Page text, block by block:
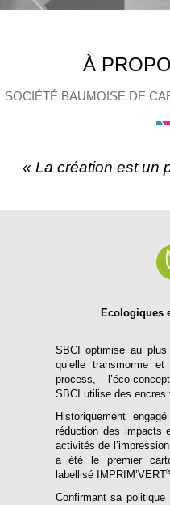
À
SOCIÉTÉ BAUMOISE DE
« La création est un
Ecologiques
SBCI optimise au
qu’elle transmorme
process, l’éco-
SBCI utilise des encres
Historiquement
réduction des impacts
activités de
a été le premier
labellisé IMPRIM’VERT
Confirmant sa